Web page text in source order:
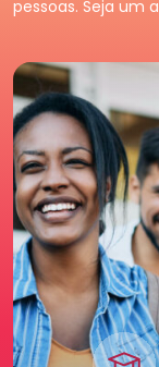
pessoas. Seja um
Humanos.
para a sua carreira.